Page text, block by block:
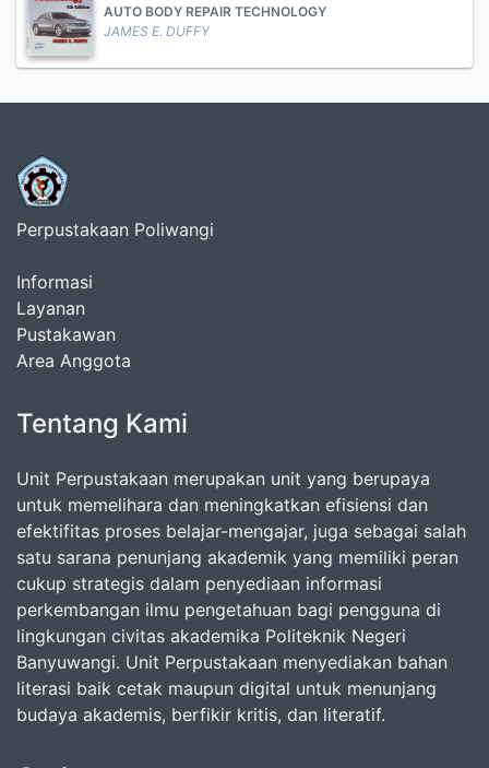
AUTO BODY REPAIR TECHNOLOGY
JAMES E. DUFFY
Perpustakaan Poliwangi
Informasi
Layanan
Pustakawan
Area Anggota
Tentang Kami
Unit Perpustakaan merupakan unit yang berupaya
untuk memelihara dan meningkatkan efisiensi dan
efektifitas proses belajar-mengajar, juga sebagai salah
satu sarana penunjang akademik yang memiliki peran
cukup strategis dalam penyediaan informasi
perkembangan ilmu pengetahuan bagi pengguna di
lingkungan civitas akademika Politeknik Negeri
Banyuwangi. Unit Perpustakaan menyediakan bahan
literasi baik cetak maupun digital untuk menunjang
budaya akademis, berfikir kritis, dan literatif.